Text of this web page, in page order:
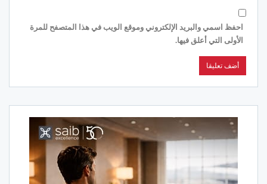
احفظ اسمي والبريد الإلكتروني وموقع الويب في هذا المتصفح للمرة
الأولى التي أعلق فيها.